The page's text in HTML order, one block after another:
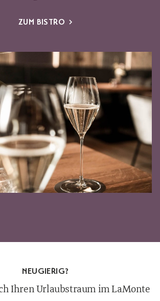
ZUM BISTRO
NEUGIERIG?
Ihren Urlaubstraum im LaMonte